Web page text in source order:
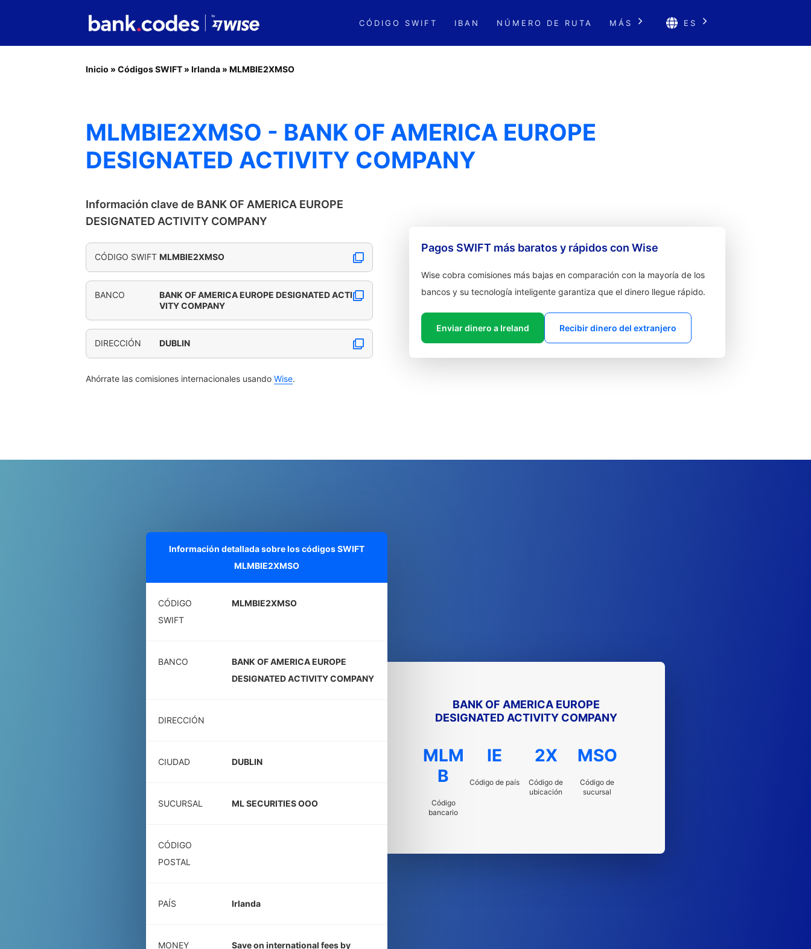
CÓDIGO SWIFT IBAN NÚMERO DE RUTA MÁS ES
Inicio » Códigos SWIFT » Irlanda » MLMBIE2XMSO
MLMBIE2XMSO - BANK OF AMERICA EUROPE
DESIGNATED ACTIVITY COMPANY
Información clave de BANK OF AMERICA EUROPE
DESIGNATED ACTIVITY COMPANY
CÓDIGO SWIFT MLMBIE2XMSO
BANCO
BANK OF AMERICA EUROPE DESIGNATED ACTI
VITY COMPANY
DIRECCIÓN DUBLIN
Ahórrate las comisiones internacionales usando Wise.
Pagos SWIFT más baratos y rápidos con Wise
Wise cobra comisiones más bajas en comparación con la mayoría de los
bancos y su tecnología inteligente garantiza que el dinero llegue rápido.
Enviar dinero a Ireland Recibir dinero del extranjero
Información detallada sobre los códigos SWIFT
MLMBIE2XMSO
CÓDIGO
SWIFT
MLMBIE2XMSO
BANCO
BANK OF AMERICA EUROPE
DESIGNATED ACTIVITY COMPANY
DIRECCIÓN
CIUDAD DUBLIN
SUCURSAL ML SECURITIES OOO
CÓDIGO
POSTAL
PAÍS Irlanda
MONEY
Save on international fees by
BANK OF AMERICA EUROPE
DESIGNATED ACTIVITY COMPANY
MLM
B
Código
bancario
IE
Código de país
2X
Código de
ubicación
MSO
Código de
sucursal